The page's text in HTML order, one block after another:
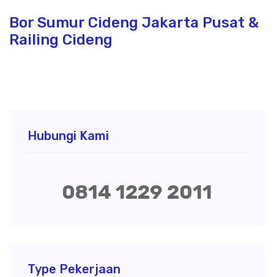
Bor Sumur Cideng Jakarta Pusat &
Railing Cideng
Hubungi Kami
0814 1229 2011
Type Pekerjaan